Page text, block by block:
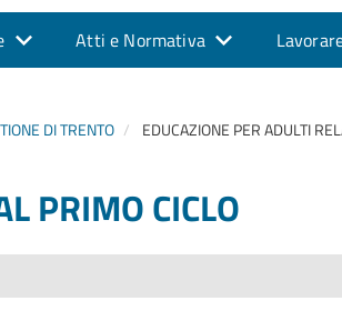
Atti e Normativa
DI TRENTO EDUCAZIONE PER ADULTI
PRIMO CICLO